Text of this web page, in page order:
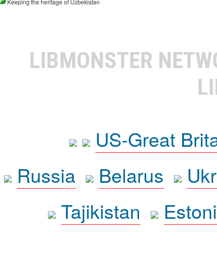
Keeping the heritage of Uzbekistan
LIBMONSTER
US-Great
Russia
Belarus
Tajikistan